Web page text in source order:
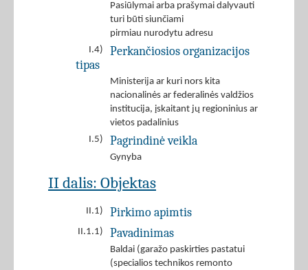
Pasiūlymai arba prašymai dalyvauti
turi būti siunčiami
pirmiau nurodytu adresu
I.4)
Perkančiosios organizacijos
tipas
Ministerija ar kuri nors kita
nacionalinės ar federalinės valdžios
institucija, įskaitant jų regioninius ar
vietos padalinius
I.5)
Pagrindinė veikla
Gynyba
II dalis: Objektas
II.1) Pirkimo apimtis
II.1.1) Pavadinimas
Baldai (garažo paskirties pastatui
(specialios technikos remonto